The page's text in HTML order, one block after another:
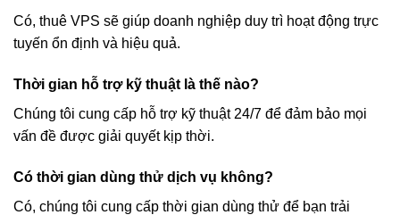
Có, thuê VPS sẽ giúp doanh nghiệp duy trì hoạt động trực
tuyến ổn định và hiệu quả.
Thời gian hỗ trợ kỹ thuật là thế nào?
Chúng tôi cung cấp hỗ trợ kỹ thuật 24/7 để đảm bảo mọi
vấn đề được giải quyết kịp thời.
Có thời gian dùng thử dịch vụ không?
Có, chúng tôi cung cấp thời gian dùng thử để bạn trải